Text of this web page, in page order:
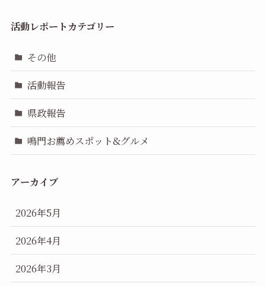
活動レポートカテゴリー
その他
活動報告
県政報告
鳴門お薦めスポット&グルメ
アーカイブ
2026年5月
2026年4月
2026年3月